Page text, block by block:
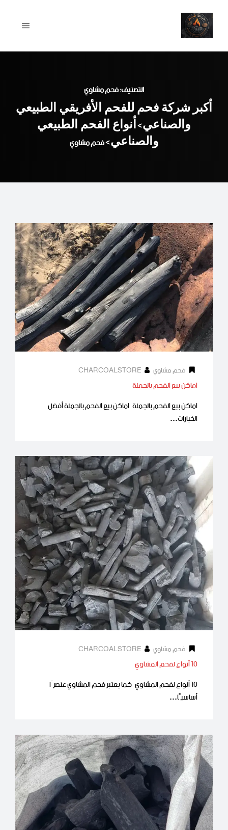
content
التصنيف: فحم مشاوي
أكبر شركة فحم للفحم الأفريقي الطبيعي
والصناعي>أنواع الفحم الطبيعي
والصناعي>فحم مشاوي
فحم مشاوي
اماكن بيع الفحم بالجملة
اماكن بيع الفحم بالجملة اماكن بيع الفحم بالجملة أفضل
الخيارات…
فحم مشاوي
10 أنواع لفحم المشاوي
10 أنواع لفحم المشاوي كما يعتبر فحم المشاوي عنصرًا
أساسيًا…